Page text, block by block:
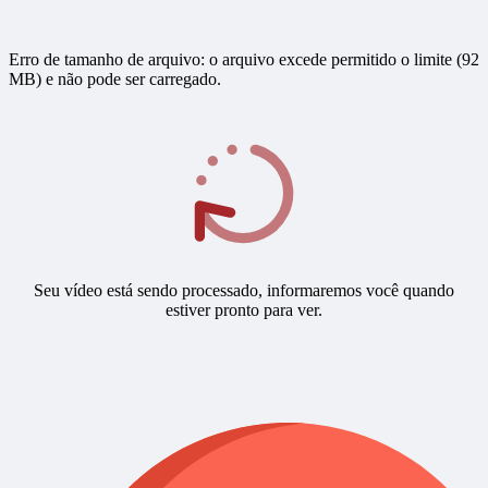
Erro de tamanho de arquivo: o arquivo excede permitido o limite (92
MB) e não pode ser carregado.
Seu vídeo está sendo processado, informaremos você quando
estiver pronto para ver.